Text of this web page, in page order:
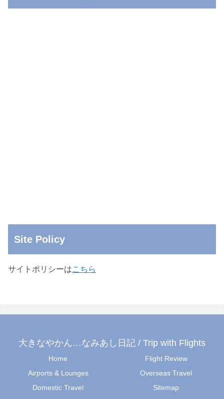
Site Policy
サイトポリシーはこちら
大きなやかん…なみあし日記 / Trip with Flights
Home
Flight Review
Airports & Lounges
Overseas Travel
Domestic Travel
Sitemap